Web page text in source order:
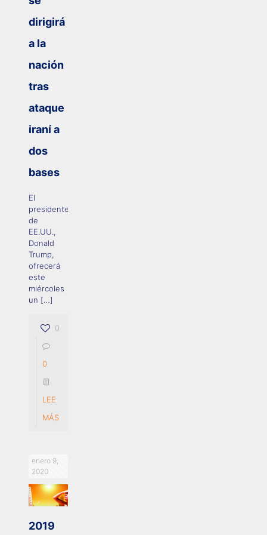
dirigirá
a la
nación
tras
ataque
iraní a
dos
bases
El
presidente
de
EE.UU.,
Donald
Trump,
ofrecerá
este
miércoles
un […]
0
0
LEE
MÁS
enero 9,
2020
2019